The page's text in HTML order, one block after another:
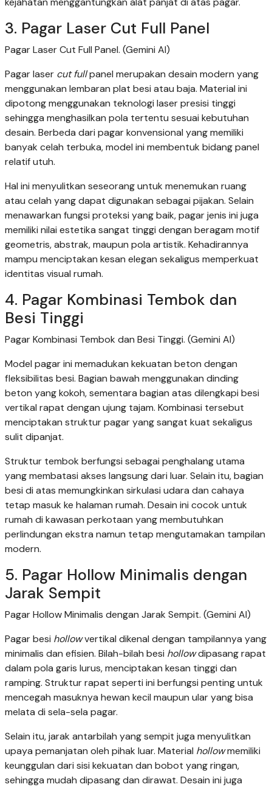
3. Pagar Laser Cut Full Panel
Pagar Laser Cut Full Panel. (Gemini AI)
Pagar laser cut fullpanel merupakan desain modern yang
menggunakan lembaran plat besi atau baja. Material ini
dipotong menggunakan teknologi laser presisi tinggi
sehingga menghasilkan pola tertentu sesuai kebutuhan
desain. Berbeda dari pagar konvensional yang memiliki
banyak celah terbuka, model ini membentuk bidang panel
relatif utuh.
Hal ini menyulitkan seseorang untuk menemukan ruang
atau celah yang dapat digunakan sebagai pijakan. Selain
menawarkan fungsi proteksi yang baik, pagar jenis ini juga
memiliki nilai estetika sangat tinggi dengan beragam motif
geometris, abstrak, maupun pola artistik. Kehadirannya
mampu menciptakan kesan elegan sekaligus memperkuat
identitas visual rumah.
4. Pagar Kombinasi Tembok dan
Besi Tinggi
Pagar Kombinasi Tembok dan Besi Tinggi. (Gemini AI)
Model pagar ini memadukan kekuatan beton dengan
fleksibilitas besi. Bagian bawah menggunakan dinding
beton yang kokoh, sementara bagian atas dilengkapi besi
vertikal rapat dengan ujung tajam. Kombinasi tersebut
menciptakan struktur pagar yang sangat kuat sekaligus
sulit dipanjat.
Struktur tembok berfungsi sebagai penghalang utama
yang membatasi akses langsung dari luar. Selain itu, bagian
besi di atas memungkinkan sirkulasi udara dan cahaya
tetap masuk ke halaman rumah. Desain ini cocok untuk
rumah di kawasan perkotaan yang membutuhkan
perlindungan ekstra namun tetap mengutamakan tampilan
modern.
5. Pagar Hollow Minimalis dengan
Jarak Sempit
Pagar Hollow Minimalis dengan Jarak Sempit. (Gemini AI)
Pagar besi hollowvertikal dikenal dengan tampilannya yang
minimalis dan efisien. Bilah-bilah besi hollowdipasang rapat
dalam pola garis lurus, menciptakan kesan tinggi dan
ramping. Struktur rapat seperti ini berfungsi penting untuk
mencegah masuknya hewan kecil maupun ular yang bisa
melata di sela-sela pagar.
Selain itu, jarak antarbilah yang sempit juga menyulitkan
upaya pemanjatan oleh pihak luar. Material hollowmemiliki
keunggulan dari sisi kekuatan dan bobot yang ringan,
sehingga mudah dipasang dan dirawat. Desain ini juga